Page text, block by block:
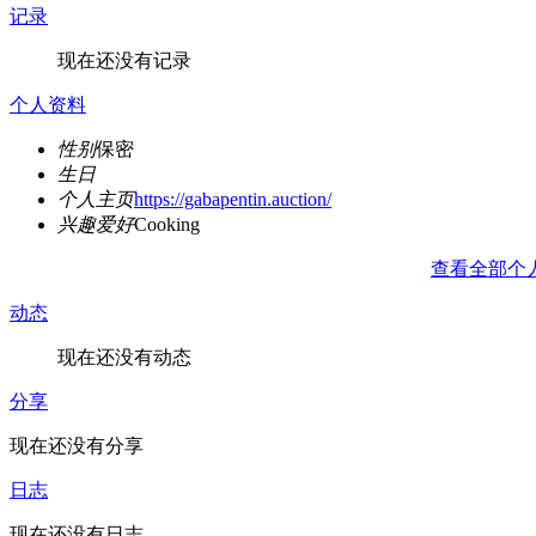
记录
现在还没有记录
个人资料
性别保密
生日
个人主页https://gabapentin.auction/
兴趣爱好Cooking
查看全部个
动态
现在还没有动态
分享
现在还没有分享
日志